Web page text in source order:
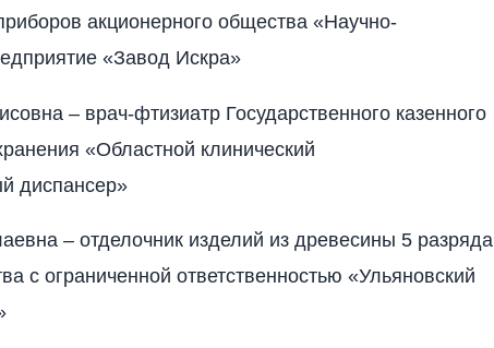
акционерного общества «Научно-
«Завод Искра»
– врач-фтизиатр Государственного казенного
«Областной клинический
диспансер»
– отделочник изделий из древесины 5 разряда
с ограниченной ответственностью «Ульяновский